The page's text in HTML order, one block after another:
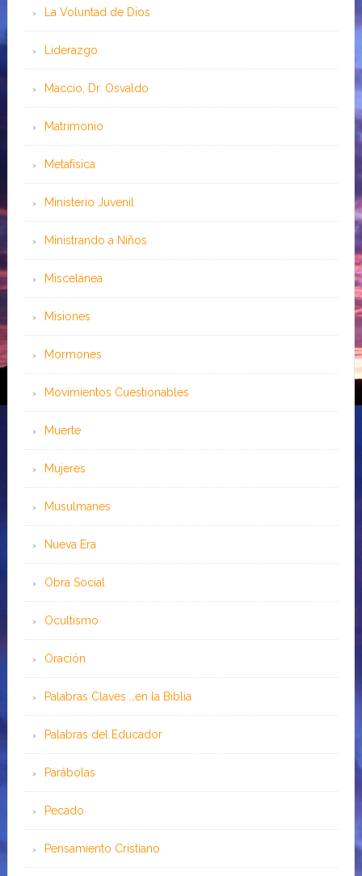
La Voluntad de Dios
Liderazgo
Maccio, Dr. Osvaldo
Matrimonio
Metafísica
Ministerio Juvenil
Ministrando a Niños
Miscelánea
Misiones
Mormones
Movimientos Cuestionables
Muerte
Mujeres
Musulmanes
Nueva Era
Obra Social
Ocultismo
Oración
Palabras Claves …en la Biblia
Palabras del Educador
Parábolas
Pecado
Pensamiento Cristiano